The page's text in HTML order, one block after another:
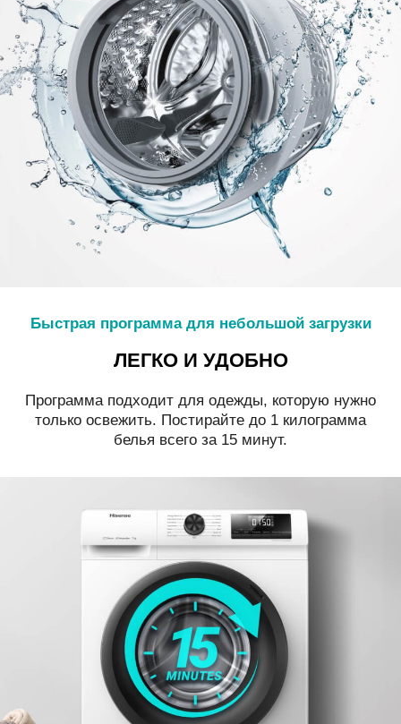
Быстрая программа для небольшой загрузки
ЛЕГКО И УДОБНО
Программа подходит для одежды, которую нужно
только освежить. Постирайте до 1 килограмма
белья всего за 15 минут.